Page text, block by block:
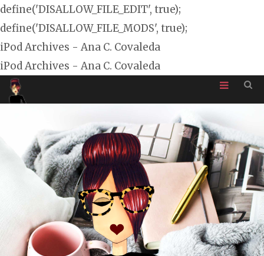
define('DISALLOW_FILE_EDIT', true);
define('DISALLOW_FILE_MODS', true);
iPod Archives - Ana C. Covaleda
iPod Archives - Ana C. Covaleda